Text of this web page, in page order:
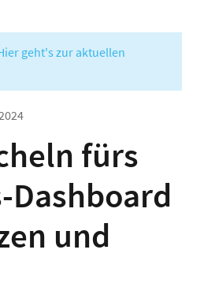
geht's zur aktuellen
fürs
Dashboard
und